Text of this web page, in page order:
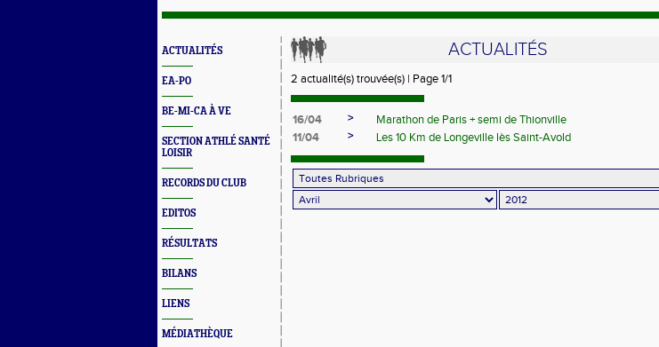
ACTUALITÉS
EA-PO
BE-MI-CA À VE
SECTION ATHLÉ SANTÉ
LOISIR
RECORDS DU CLUB
EDITOS
RÉSULTATS
BILANS
LIENS
MÉDIATHÈQUE
ACTUALITÉS
2 actualité(s) trouvée(s) | Page 1/1
16/04 >
Marathon de Paris + semi de Thionville
11/04
> Les 10 Km de Longeville lès Saint-Avold